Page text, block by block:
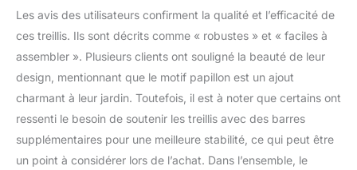
concombres, les mûres,
les raisins, les glories, les
légumes à tige longue et
en pot ; le treillis de jardin
en métal peut être utilisé
pour former un écran
décoratif de jardin en pot
ajoute de la hauteur et de
Les avis des utilisateurs confirment la qualité et l’efficacité de
ces treillis. Ils sont décrits comme « robustes » et « faciles à
assembler ». Plusieurs clients ont souligné la beauté de leur
design, mentionnant que le motif papillon est un ajout
charmant à leur jardin. Toutefois, il est à noter que certains ont
ressenti le besoin de soutenir les treillis avec des barres
supplémentaires pour une meilleure stabilité, ce qui peut être
un point à considérer lors de l’achat. Dans l’ensemble, le